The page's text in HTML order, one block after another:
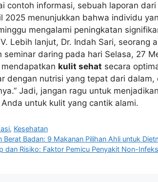
contoh informasi, sebuah laporan
2025 menunjukkan bahwa individu
mengalami peningkatan
Lebih lanjut, Dr. Indah Sari, seorang
seminar daring pada hari Selasa, 27
mendapatkan kulit sehat secara
dengan nutrisi yang tepat dari
Jadi, jangan ragu untuk
untuk kulit yang cantik alami.
, Kesehatan
Berat Badan: 9 Makanan Pilihan Ahli untuk
dan Risiko: Faktor Pemicu Penyakit Non-